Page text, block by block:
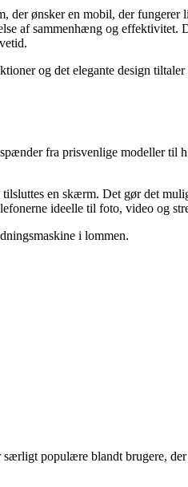
der ønsker en mobil, der
af sammenhæng og
og det elegante design
fra prisvenlige modeller
en skærm. Det gør det
ideelle til foto, video og
i lommen.
populære blandt brugere,